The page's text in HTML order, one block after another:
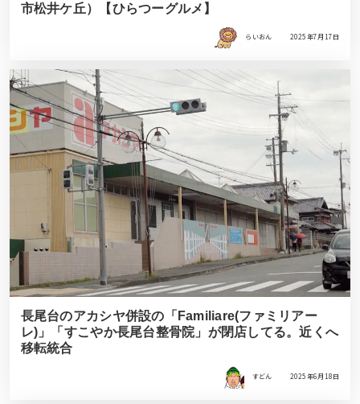
市松井ケ丘）【ひらつーグルメ】
らいおん 2025年7月17日
長尾台のアカシヤ併設の「Familiare(ファミリアー
レ)」「すこやか長尾台整骨院」が閉店してる。近くへ
移転統合
すどん 2025年6月18日